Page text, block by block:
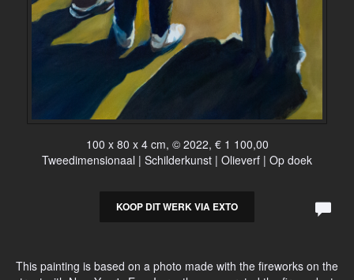
100 x 80 x 4 cm, © 2022, € 1 100,00
Tweedimensionaal | Schilderkunst | Olieverf | Op doek
KOOP DIT WERK VIA EXTO
This painting is based on a photo made with the fireworks on the